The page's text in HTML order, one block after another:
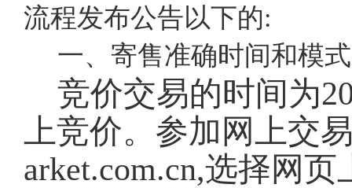
流程发布公告以下的:
一、寄售准确时间和模式
竞价交易的时间为
上竞价。参加网上交
arket.com.cn,选择网